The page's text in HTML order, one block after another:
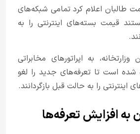
طالبان اعلام کرد تمامی شبکه‌های
قیمت بسته‌های اینترنتی را به
به اپراتورهای مخابراتی
است تا تعرفه‌های جدید را لغو
را به حالت قبل بازگردانند.
به افزایش تعرفه‌ها